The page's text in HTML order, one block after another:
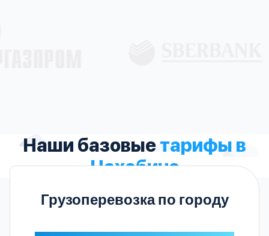
Наши базовыетарифы в
Нахабино
Грузоперевозка по городу